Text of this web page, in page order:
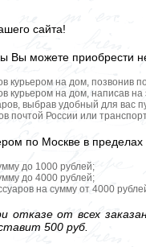
сайта!
Вы можете приобрести
курьером на дом, позвонив
курьером на дом, написав
выбрав удобный для вас
почтой России или
по Москве в
до 1000 рублей;
до 4000 рублей;
на сумму от 4000
отказе от всех
500 руб.